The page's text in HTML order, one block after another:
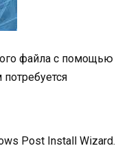
файла с помощью
Post Install Wizard.